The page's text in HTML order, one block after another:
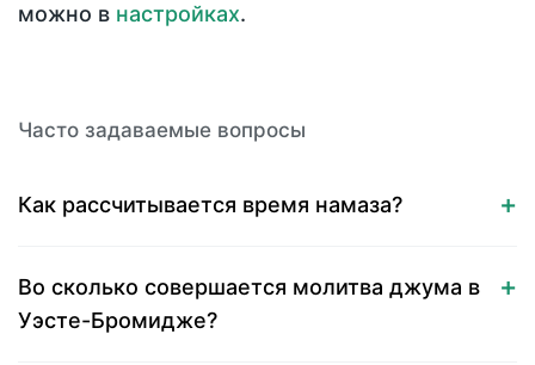
можно в настройках.
Часто задаваемые вопросы
Как рассчитывается время намаза?
Во сколько совершается молитва джума в
Уэсте-Бромидже?